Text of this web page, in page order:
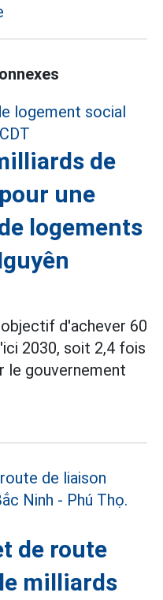
de
une
logements
d'achever 60
2030, soit 2,4 fois
le gouvernement
de route
milliards